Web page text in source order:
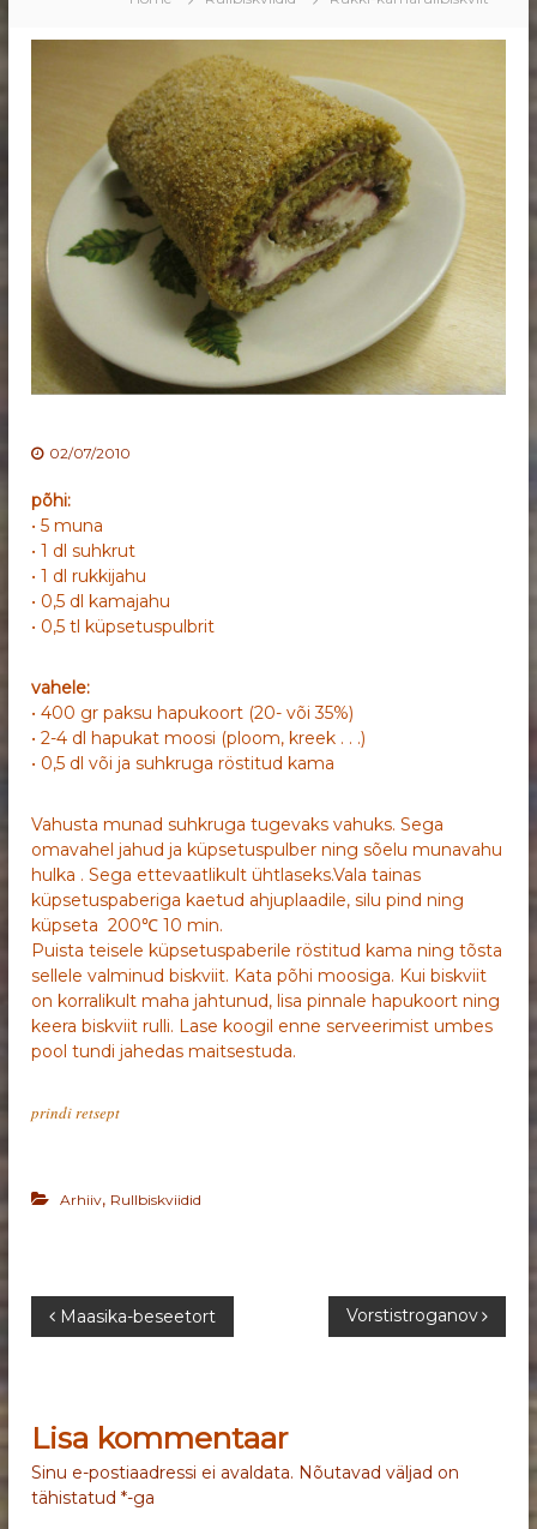
02/07/2010
põhi:
• 5 muna
• 1 dl suhkrut
• 1 dl rukkijahu
• 0,5 dl kamajahu
• 0,5 tl küpsetuspulbrit
vahele:
• 400 gr paksu hapukoort (20- või 35%)
• 2-4 dl hapukat moosi (ploom, kreek . . .)
• 0,5 dl või ja suhkruga röstitud kama
Vahusta munad suhkruga tugevaks vahuks. Sega
omavahel jahud ja küpsetuspulber ning sõelu munavahu
hulka . Sega ettevaatlikult ühtlaseks.Vala tainas
küpsetuspaberiga kaetud ahjuplaadile, silu pind ning
küpseta 200℃ 10 min.
Puista teisele küpsetuspaberile röstitud kama ning tõsta
sellele valminud biskviit. Kata põhi moosiga. Kui biskviit
on korralikult maha jahtunud, lisa pinnale hapukoort ning
keera biskviit rulli. Lase koogil enne serveerimist umbes
pool tundi jahedas maitsestuda.
prindi retsept
Arhiiv, Rullbiskviidid
N
v
i
Maasika-beseetort Vorstistroganov
Lisa kommentaar
Sinu e-postiaadressi ei avaldata. Nõutavad väljad on
tähistatud*-ga